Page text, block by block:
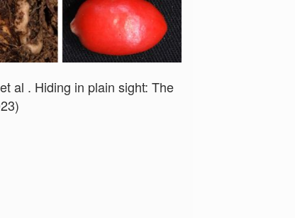
al . Hiding in plain sight: The